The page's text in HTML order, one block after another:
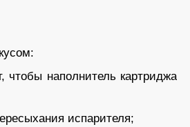
чтобы наполнитель картриджа
испарителя;